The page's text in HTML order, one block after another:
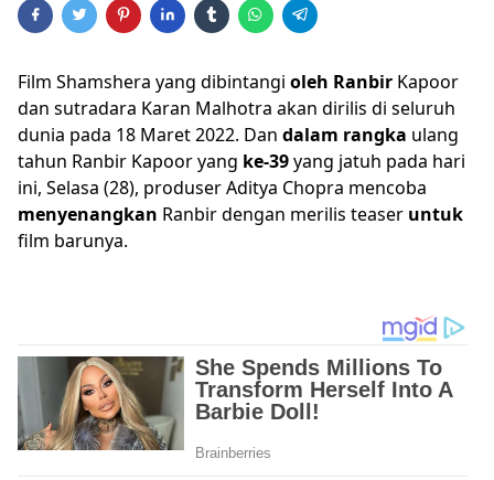
Film Shamshera yang dibintangi oleh Ranbir Kapoor
dan sutradara Karan Malhotra akan dirilis di seluruh
dunia pada 18 Maret 2022. Dan dalam rangka ulang
tahun Ranbir Kapoor yang ke-39yang jatuh pada hari
ini, Selasa (28), produser Aditya Chopra mencoba
menyenangkan Ranbir dengan merilis teaser untuk
film barunya.